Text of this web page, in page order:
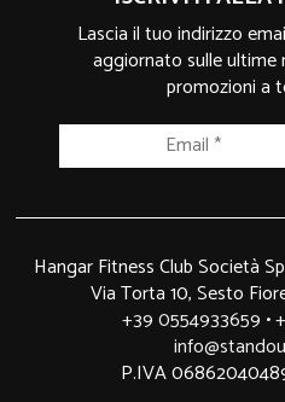
Lascia il tuo indirizzo
aggiornato sulle ultime
promozioni a
Hangar Fitness Club Società
Via Torta 10, Sesto
+39 0554933659 •
P.IVA